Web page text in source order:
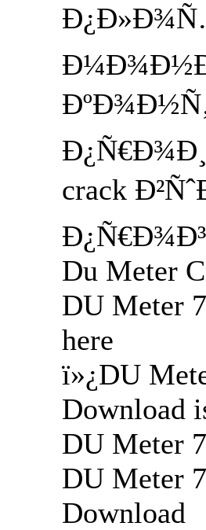
crack
Du Meter
DU Meter
here
ï»¿DU
Download
DU Meter
DU Meter
Download